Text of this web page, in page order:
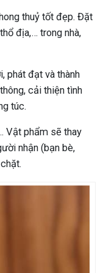
thuỷ tốt đẹp. Đặt
địa,… trong nhà,
phát đạt và thành
cải thiện tình
túc.
Vật phẩm sẽ thay
nhận (bạn bè,